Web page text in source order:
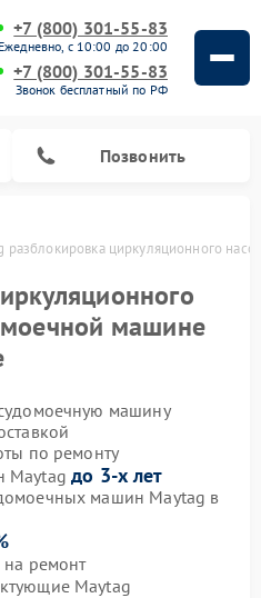
+7 (800) 301-55-83
Ежедневно, с 10:00 до 20:00
+7 (800) 301-55-83
Звонок бесплатный по РФ
Позвонить
циркуляционного
машине
машину
по ремонту
Maytagдо 3-х лет
машин Maytag в
ремонт
Maytag